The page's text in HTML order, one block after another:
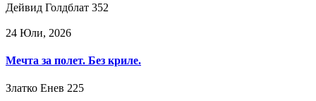
Дейвид Голдблат 352
24 Юли, 2026
Мечта за полет. Без криле.
Златко Енев 225